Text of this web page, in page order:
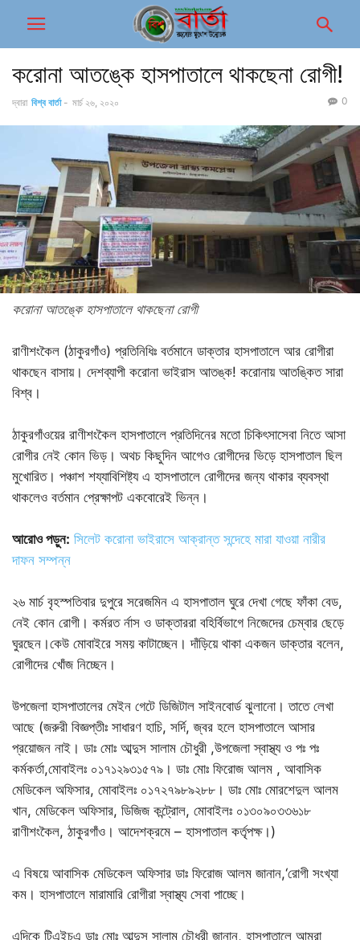
করোনা আতঙ্কে হাসপাতালে থাকছেনা রোগী!
দ্বারা বিশ্ব বার্তা - মার্চ ২৬, ২০২০ 0
করোনা আতঙ্কে হাসপাতালে থাকছেনা রোগী
রাণীশংকৈল (ঠাকুরগাঁও) প্রতিনিধিঃ বর্তমানে ডাক্তার হাসপাতালে আর রোগীরা
থাকছেন বাসায়। দেশব্যাপী করোনা ভাইরাস আতঙ্ক! করোনায় আতঙ্কিত সারা
বিশ্ব।
ঠাকুরগাঁওয়ের রাণীশংকৈল হাসপাতালে প্রতিদিনের মতো চিকিৎসাসেবা নিতে আসা
রোগীর নেই কোন ভিড়। অথচ কিছুদিন আগেও রোগীদের ভিড়ে হাসপাতাল ছিল
মুখোরিত। পঞ্চাশ শয্যাবিশিষ্ট্য এ হাসপাতালে রোগীদের জন্য থাকার ব্যবস্থা
থাকলেও বর্তমান প্রেক্ষাপট একবোরেই ভিন্ন।
আরোও পড়ুন: সিলেট করোনা ভাইরাসে আক্রান্ত সন্দেহে মারা যাওয়া নারীর
দাফন সম্পন্ন
২৬ মার্চ বৃহস্পতিবার দুপুরে সরেজমিন এ হাসপাতাল ঘুরে দেখা গেছে ফাঁকা বেড,
নেই কোন রোগী। কর্মরত র্নাস ও ডাক্তাররা বহির্বিভাগে নিজেদের চেম্বার ছেড়ে
ঘুরছেন।কেউ মোবাইরে সময় কাটাচ্ছেন। দাঁড়িয়ে থাকা একজন ডাক্তার বলেন,
রোগীদের খোঁজ নিচ্ছেন।
উপজেলা হাসপাতালের মেইন গেটে ডিজিটাল সাইনবোর্ড ঝুলানো। তাতে লেখা
আছে (জরুরী বিজ্ঞপ্তীঃ সাধারণ হাচি, সর্দি, জ্বর হলে হাসপাতালে আসার
প্রয়োজন নাই। ডাঃ মোঃ আব্দুস সালাম চৌধুরী ,উপজেলা স্বাস্থ্য ও পঃ পঃ
কর্মকর্তা,মোবাইলঃ ০১৭১২৯৩১৫৭৯। ডাঃ মোঃ ফিরোজ আলম , আবাসিক
মেডিকেল অফিসার, মোবাইলঃ ০১৭২৭৯৮৯২৮৮। ডাঃ মোঃ মোরশেদুল আলম
খান, মেডিকেল অফিসার, ডিজিজ কন্ট্রোল, মোবাইলঃ ০১৩০৯০৩৩৬১৮
রাণীশংকৈল, ঠাকুরগাঁও। আদেশক্রমে – হাসপাতাল কর্তৃপক্ষ।)
এ বিষয়ে আবাসিক মেডিকেল অফিসার ডাঃ ফিরোজ আলম জানান,‘রোগী সংখ্যা
কম। হাসপাতালে মারামারি রোগীরা স্বাস্থ্য সেবা পাচ্ছে।
এদিকে টিএইচএ ডাঃ মোঃ আব্দুস সালাম চৌধুরী জানান, হাসপাতালে আমরা